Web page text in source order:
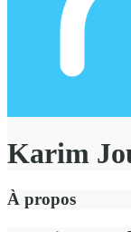
Karim
À propos